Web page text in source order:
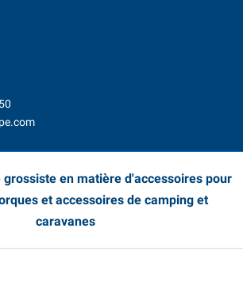
grossiste en matière d'accessoires pour
et accessoires de camping et
caravanes